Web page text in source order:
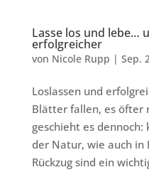
Lasse los und lebe…
erfolgreicher
von Nicole Rupp | Sep.
Loslassen und
Blätter fallen, es öfter
geschieht es
der Natur, wie auch in
Rückzug sind ein